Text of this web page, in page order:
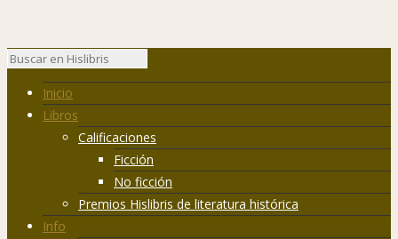
Inicio
Libros
Calificaciones
Ficción
No ficción
Premios Hislibris de literatura histórica
Info